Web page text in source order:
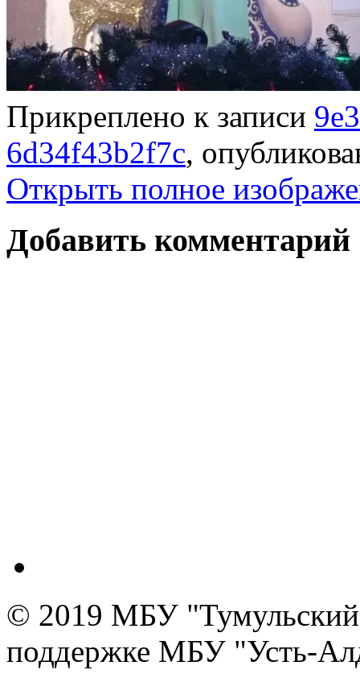
Прикреплено к записи
6d34f43b2f7c,
Открыть полное
Добавить комментарий
© 2019 МБУ "Тумульский
поддержке МБУ "Усть-